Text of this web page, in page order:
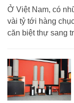
Ở Việt Nam, có
vài tỷ tới hàng
căn biệt thự sang